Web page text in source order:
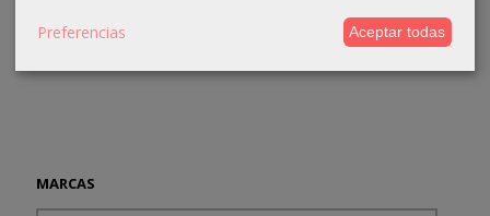
MARCAS
Preferencias Aceptar todas